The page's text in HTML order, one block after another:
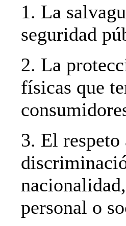
1. La
seguridad
2. La
físicas que
3. El
personal o